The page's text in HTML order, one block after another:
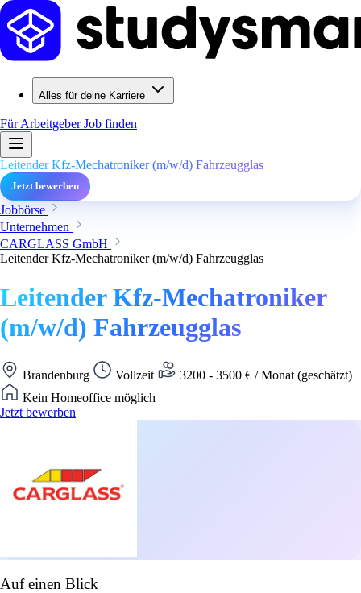
Alles für deine Karriere
Für ArbeitgeberJob finden
Leitender Kfz-Mechatroniker (m/w/d) Fahrzeugglas
Jetzt bewerben
Jobbörse
Unternehmen
CARGLASS GmbH
Leitender Kfz-Mechatroniker (m/w/d) Fahrzeugglas
Leitender Kfz-Mechatroniker
(m/w/d) Fahrzeugglas
Brandenburg Vollzeit
3200 - 3500 € / Monat (geschätzt)
Kein Homeoffice möglich
Jetzt bewerben
Auf einen Blick